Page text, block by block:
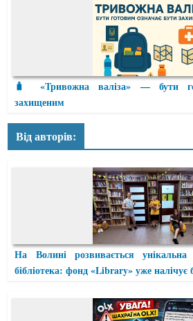
🧳 «Тривожна валіза» — бути
захищеним
Від авторів:
На Волині розвивається унікальна
бібліотека: фонд «Library» уже налічує